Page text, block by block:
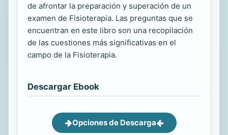
de afrontar la preparación y superación de un
examen de Fisioterapia. Las preguntas que se
encuentran en este libro son una recopilación
de las cuestiones más significativas en el
campo de la Fisioterapia.
Descargar Ebook
Opciones de Descarga